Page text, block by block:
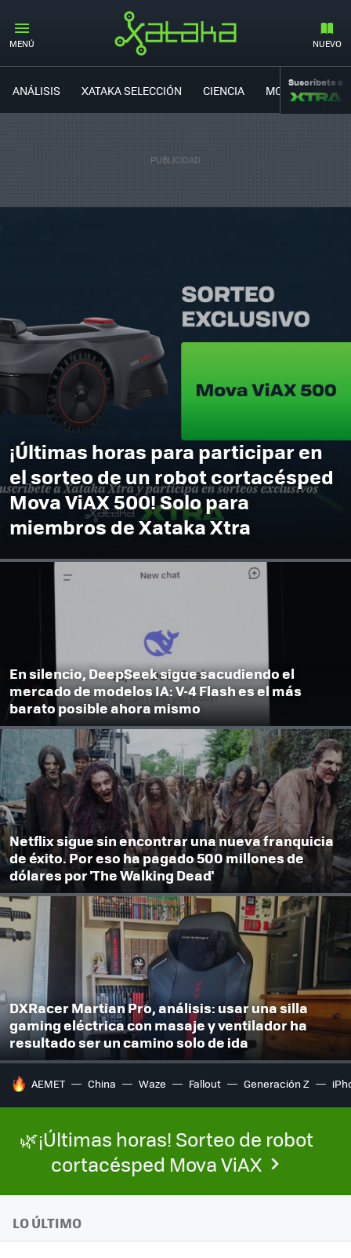
MENÚ NUEVO
ANÁLISIS XATAKA SELECCIÓN CIENCIA MOVILIDAD
Suscríbete a
¡Últimas horas para participar en
el sorteo de un robot cortacésped
Mova ViAX 500! Solo para
miembros de Xataka Xtra
En silencio, DeepSeek sigue sacudiendo el
mercado de modelos IA: V-4 Flash es el más
barato posible ahora mismo
Netflix sigue sin encontrar una nueva franquicia
de éxito. Por eso ha pagado 500 millones de
dólares por 'The Walking Dead'
DXRacer Martian Pro, análisis: usar una silla
gaming eléctrica con masaje y ventilador ha
resultado ser un camino solo de ida
HOY SE HABLA DE
AEMET China Waze Fallout Generación Z
🌿¡Últimas horas! Sorteo de robot
cortacésped Mova ViAX
LO ÚLTIMO